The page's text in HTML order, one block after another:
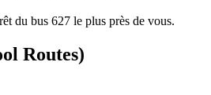
du bus 627 le plus près de vous.
Routes)